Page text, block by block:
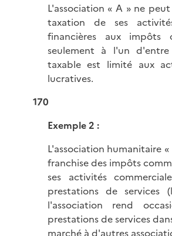
L'association « A » ne
taxation de ses
financières aux impôts
seulement à l'un
taxable est limité aux
lucratives.
170
Exemple 2 :
L'association humanitaire
franchise des impôts
ses activités
prestations de services
l'association rend
prestations de services
marché à d'autres